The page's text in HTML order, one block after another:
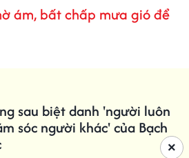
ám, bất chấp mưa gió để
sau biệt danh 'người luôn
sóc người khác' của Bạch
×